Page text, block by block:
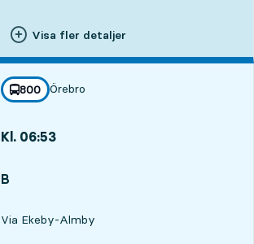
Visa fler detaljer
linje
800
mot
Örebro
,
Kl. 06:53
B
Via Ekeby-Almby